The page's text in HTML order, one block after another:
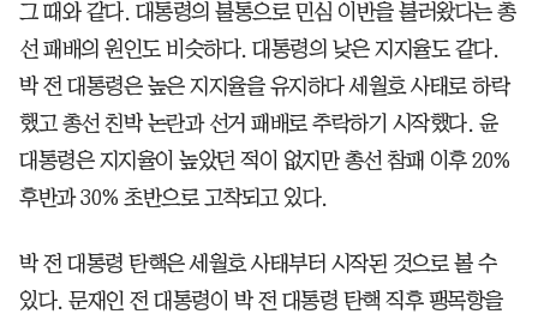
그 때와 같다. 대통령의 불통으로 민심 이반을 불러왔다는 총
선 패배의 원인도 비슷하다. 대통령의 낮은 지지율도 같다.
박 전 대통령은 높은 지지율을 유지하다 세월호 사태로 하락
했고 총선 친박 논란과 선거 패배로 추락하기 시작했다. 윤
대통령은 지지율이 높았던 적이 없지만 총선 참패 이후 20%
후반과 30% 초반으로 고착되고 있다.
박 전 대통령 탄핵은 세월호 사태부터 시작된 것으로 볼 수
있다. 문재인 전 대통령이 박 전 대통령 탄핵 직후 팽목항을